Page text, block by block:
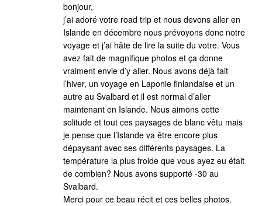
bonjour,
j’ai adoré votre road trip et nous devons aller en
Islande en décembre nous prévoyons donc notre
voyage et j’ai hâte de lire la suite du votre. Vous
avez fait de magnifique photos et ça donne
vraiment envie d’y aller. Nous avons déjà fait
l’hiver, un voyage en Laponie finlandaise et un
autre au Svalbard et il est normal d’aller
maintenant en Islande. Nous aimons cette
solitude et tout ces paysages de blanc vêtu mais
je pense que l’Islande va être encore plus
dépaysant avec ses différents paysages. La
température la plus froide que vous ayez eu était
de combien? Nous avons supporté -30 au
Svalbard.
Merci pour ce beau récit et ces belles photos.